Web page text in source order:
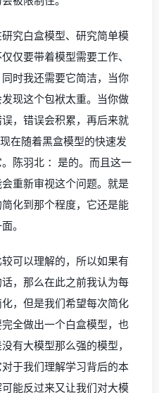
究白盒模型、研究简单模
仅要带着模型需要工作、
时我还需要它简洁，当你
现这个包袱太重。当你做
，错误会积累，再后来就
在随着黑盒模型的快速发
陈羽北 ：是的。而且这一
重新审视这个问题。就是
化到那个程度，它还是能
。
可以理解的，所以如果有
，那么在此之前我认为每
，但是我们希望每次简化
全做出一个白盒模型，也
有大模型那么强的模型，
于我们理解学习背后的本
能反过来又让我们对大模